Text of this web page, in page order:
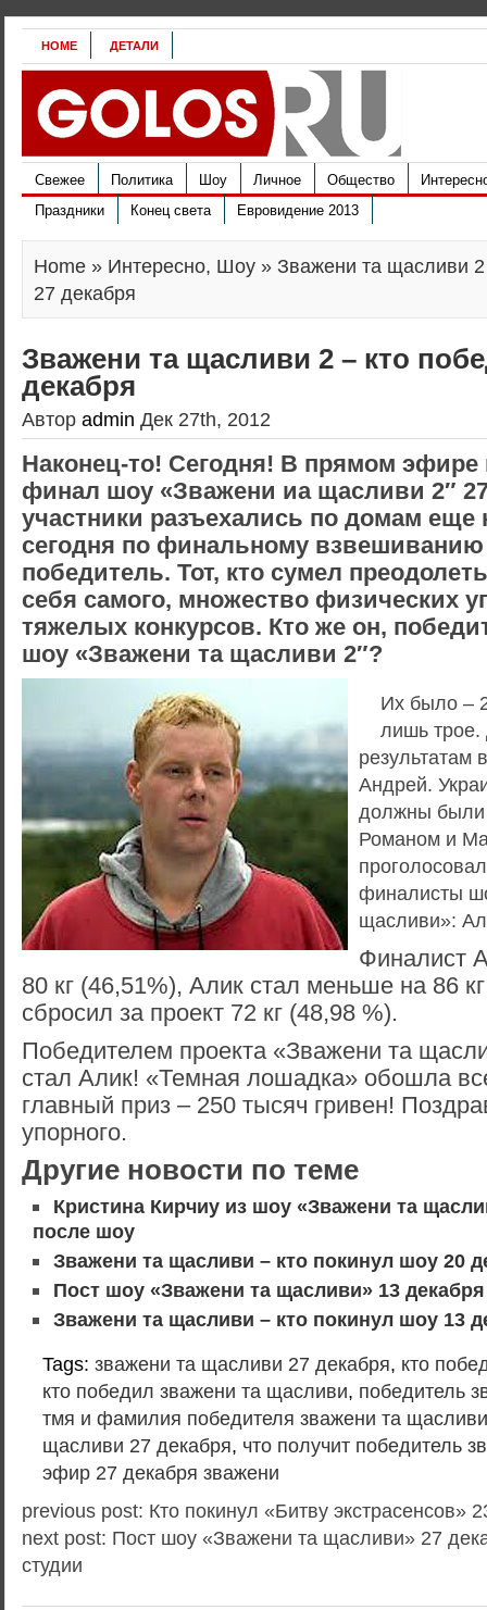
HOME ДЕТАЛИ
Свежее Политика Шоу Личное Общество
Праздники
Конец света Евровидение 2013
Home » Интересно, Шоу » Зважени та щасливи
27 декабря
Зважени та щасливи 2 – кто
декабря
Автор admin Дек 27th, 2012
Наконец-то! Сегодня! В прямом эфире
финал шоу «Зважени иа щасливи 2″
участники разъехались по домам
сегодня по финальному взвешиванию
победитель. Тот, кто сумел
себя самого, множество физических
тяжелых конкурсов. Кто же он,
шоу «Зважени та щасливи 2″?
Их было –
лишь
результатам
Андрей.
должны были
Романом и
финалисты
щасливи»:
Финалист
80 кг (46,51%), Алик стал меньше на 86
сбросил за проект 72 кг (48,98 %).
Победителем проекта «Зважени та
стал Алик! «Темная лошадка» обошла
главный приз – 250 тысяч гривен!
упорного.
Другие новости по теме
Кристина Кирчиу из шоу «Зважени та
после шоу
Зважени та щасливи – кто покинул шоу 20
Пост шоу «Зважени та щасливи» 13 декабря
Зважени та щасливи – кто покинул шоу 13
Tags: зважени та щасливи 27 декабря, кто
кто победил зважени та щасливи, победитель
тмя и фамилия победителя зважени та
щасливи 27 декабря, что получит победитель
эфир 27 декабря зважени
previous post: Кто покинул «Битву экстрасенсов»
next post: Пост шоу «Зважени та щасливи» 27
студии